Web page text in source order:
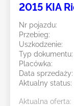
2015 KIA
Nr pojazdu:
Przebieg:
Uszkodzenie:
Typ dokumentu:
Placówka:
Data sprzedaży:
Aktualny status:
Aktualna oferta: